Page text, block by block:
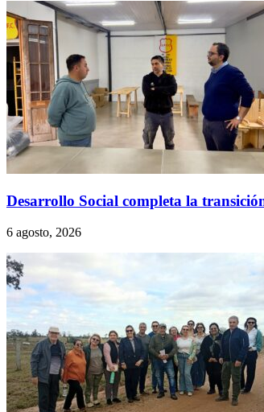
Desarrollo Social completa la
6 agosto, 2026